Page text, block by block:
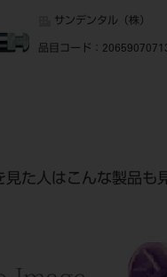
サンデンタル（株）
品目コード ：
見た人はこんな製品も